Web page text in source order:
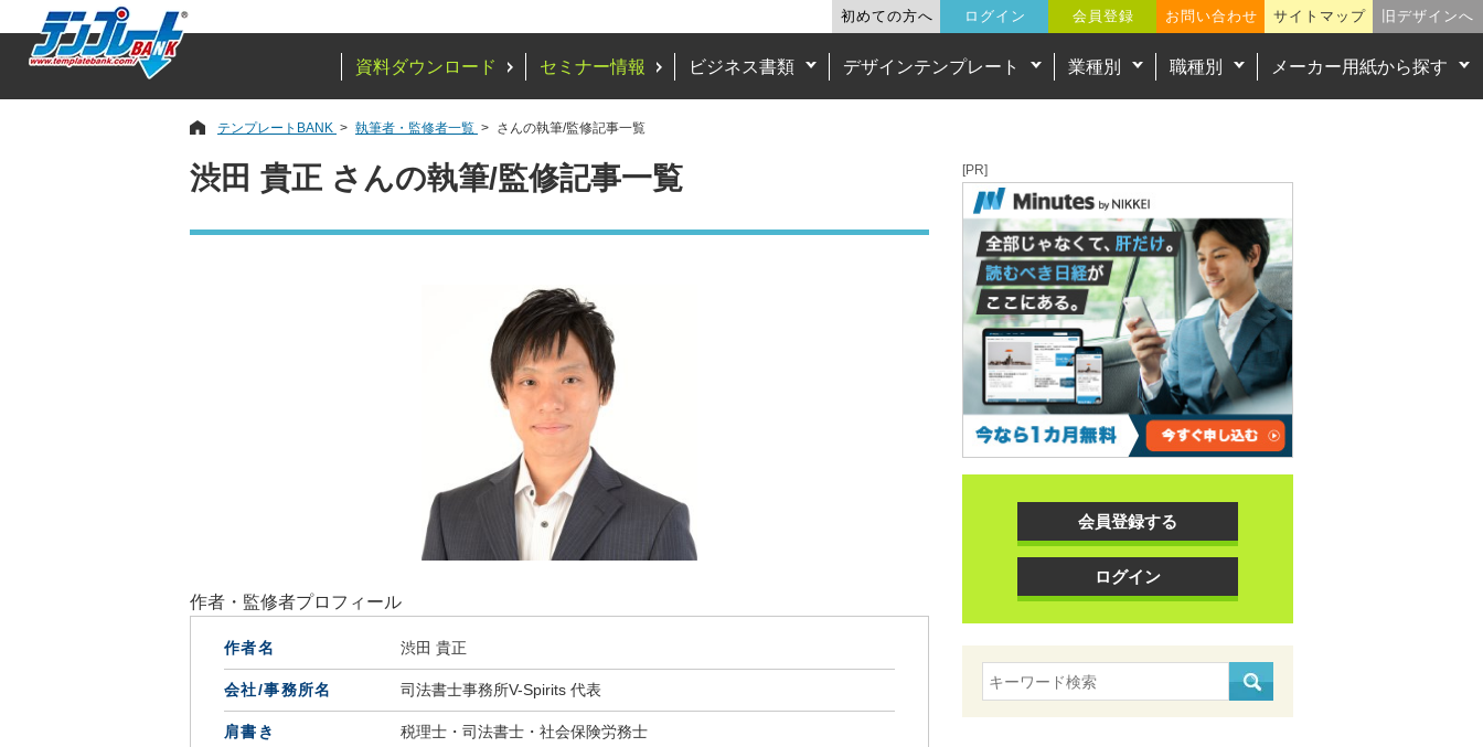
初めての方へ ログイン 会員登録 お問い合わせ サイトマップ 旧デザインへ
資料ダウンロード セミナー情報 ビジネス書類 デザインテンプレート 業種別 職種別 メーカー用紙から探す
テンプレートBANK 執筆者・監修者一覧 さんの執筆/監修記事一覧
渋田 貴正 さんの執筆/監修記事一覧
作者・監修者プロフィール
作者名 渋田 貴正
会社/事務所名 司法書士事務所V-Spirits 代表
肩書き 税理士・司法書士・社会保険労務士
[PR]
会員登録する
ログイン